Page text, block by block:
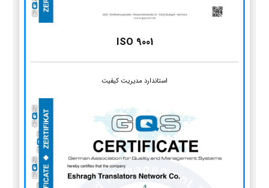
ISO 9001
استاندارد مدیریت کیفیت